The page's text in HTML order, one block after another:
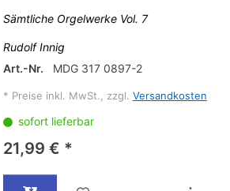
Sämtliche Orgelwerke Vol. 7
Rudolf Innig
Art.-Nr.
MDG 317 0897-2
* Preise inkl. MwSt., zzgl. Versandkosten
sofort lieferbar
21,99 € *